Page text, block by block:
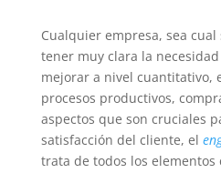
Cualquier empresa, sea
tener muy clara la
mejorar a nivel cuantitativo,
procesos productivos,
aspectos que son cruciales
satisfacción del cliente, el
trata de todos los